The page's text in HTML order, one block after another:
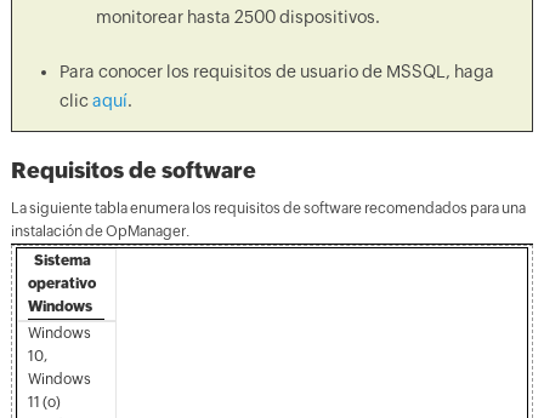
monitorear hasta 2500 dispositivos.
Para conocer los requisitos de usuario de MSSQL, haga
clicaquí.
Requisitos de software
La siguiente tabla enumera los requisitos de software recomendados para una
instalación de OpManager.
Sistema
operativo
Windows
Windows
10,
Windows
11 (o)